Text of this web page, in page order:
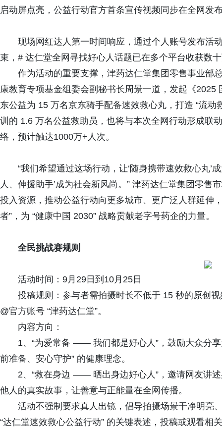
启动屏点亮，公益行动官方首条宣传视频同步在全网发
现场网红达人第一时间响应，通过个人账号发布活
束，# 达仁堂全网寻找好心人话题已在多个平台收获数
作为活动的重要支撑，津药达仁堂集团零售事业部
康教育专项基金组委会副秘书长周景一道，发起《
东公益为 15 万名京东骑手配备速效救心丸，打造 “流
训的 1.6 万名公益救助员，也将与本次全网行动形成联
络，预计触达1000万+人次。
“我们希望通过这场行动，让‘随身携带速效救心丸’
人、伸援助手’成为社会新风尚。” 津药达仁堂集团零售
投入资源，推动公益行动向更多城市、更广泛人群延伸
者”，为 “健康中国 2030” 战略贡献老字号药企的力量。
全民挑战赛规则
活动时间：9月29日到10月25日
投稿规则：参与者需拍摄时长不低于 15 秒的原创
@官方账号 “津药达仁堂”。
内容方向：
1、“为爱常备 —— 我们都是好心人”，鼓励大众分
前准备、安心守护” 的健康理念。
2、“救在身边 —— 晒出身边好心人”，邀请网友讲
他人的真实故事，让善意与正能量在全网传播。
活动不强制要求真人出镜，倡导拍摄场景干净明亮
“达仁堂速效救心公益行动” 的关键表述，投稿或观看相